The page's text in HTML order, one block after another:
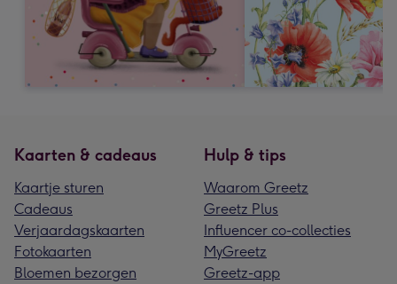
Kaarten & cadeaus
Kaartje sturen
Cadeaus
Verjaardagskaarten
Fotokaarten
Bloemen bezorgen
Hulp & tips
Waarom Greetz
Greetz Plus
Influencer co-collecties
MyGreetz
Greetz-app